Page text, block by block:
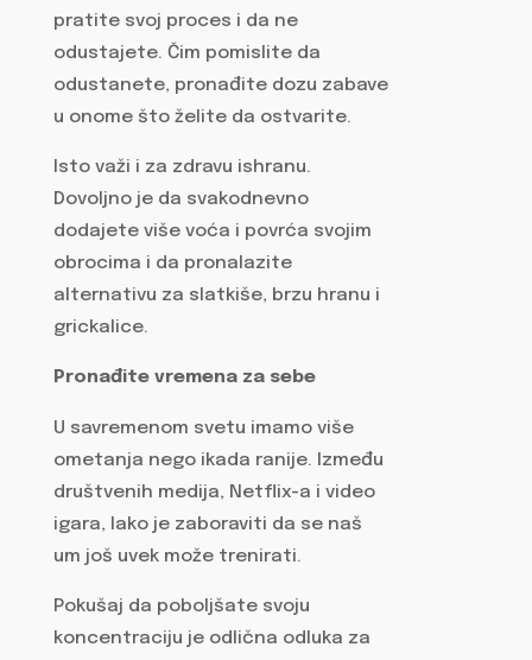
pratite svoj proces i da ne
odustajete. Čim pomislite da
odustanete, pronađite dozu zabave
u onome što želite da ostvarite.
Isto važi i za zdravu ishranu.
Dovoljno je da svakodnevno
dodajete više voća i povrća svojim
obrocima i da pronalazite
alternativu za slatkiše, brzu hranu i
grickalice.
Pronađite vremena za sebe
U savremenom svetu imamo više
ometanja nego ikada ranije. Između
društvenih medija, Netflix-a i video
igara, lako je zaboraviti da se naš
um još uvek može trenirati.
Pokušaj da poboljšate svoju
koncentraciju je odlična odluka za